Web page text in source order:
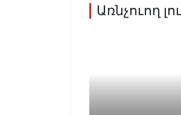
Առնչուող